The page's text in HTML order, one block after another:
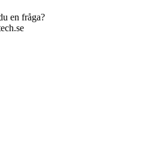
en fråga?